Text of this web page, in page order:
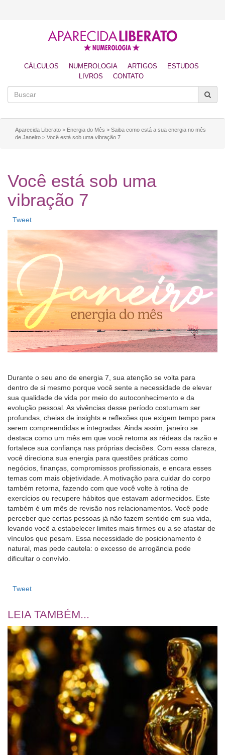
CÁLCULOS NUMEROLOGIA ARTIGOS
ESTUDOS
LIVROS
CONTATO
Aparecida Liberato > Energia do Mês > Saiba como está a sua energia no mês
de Janeiro > Você está sob uma vibração 7
Você está sob uma
vibração 7
Tweet
Durante o seu ano de energia 7, sua atenção se volta para
dentro de si mesmo porque você sente a necessidade de elevar
sua qualidade de vida por meio do autoconhecimento e da
evolução pessoal. As vivências desse período costumam ser
profundas, cheias de insights e reflexões que exigem tempo para
serem compreendidas e integradas. Ainda assim, janeiro se
destaca como um mês em que você retoma as rédeas da razão e
fortalece sua confiança nas próprias decisões. Com essa clareza,
você direciona sua energia para questões práticas como
negócios, finanças, compromissos profissionais, e encara esses
temas com mais objetividade. A motivação para cuidar do corpo
também retorna, fazendo com que você volte à rotina de
exercícios ou recupere hábitos que estavam adormecidos. Este
também é um mês de revisão nos relacionamentos. Você pode
perceber que certas pessoas já não fazem sentido em sua vida,
levando você a estabelecer limites mais firmes ou a se afastar de
vínculos que pesam. Essa necessidade de posicionamento é
natural, mas pede cautela: o excesso de arrogância pode
dificultar o convívio.
Tweet
LEIA TAMBÉM...